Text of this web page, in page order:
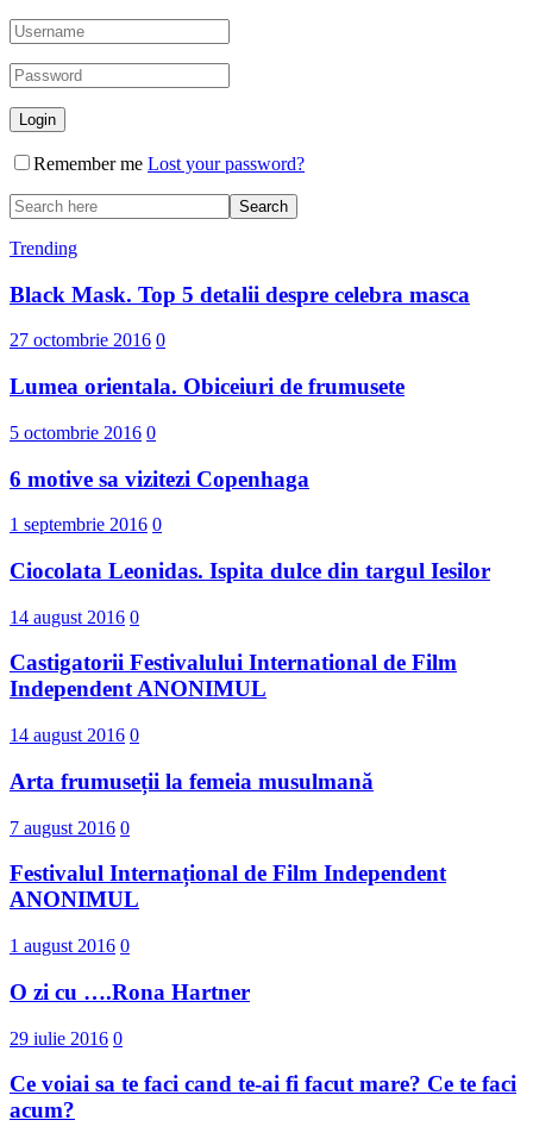
Remember me Lost your password?
Trending
Black Mask. Top 5 detalii despre celebra masca
27 octombrie 2016 0
Lumea orientala. Obiceiuri de frumusete
5 octombrie 2016 0
6 motive sa vizitezi Copenhaga
1 septembrie 2016 0
Ciocolata Leonidas. Ispita dulce din targul Iesilor
14 august 2016 0
Castigatorii Festivalului International d​e Film
Independent ANONIMUL
14 august 2016 0
Arta frumuseții la femeia musulmană
7 august 2016 0
Festivalul Internațional de Film Independent
ANONIMUL
1 august 2016 0
O zi cu ….Rona Hartner
29 iulie 2016 0
Ce voiai sa te faci cand te-ai fi facut mare? Ce te faci
acum?